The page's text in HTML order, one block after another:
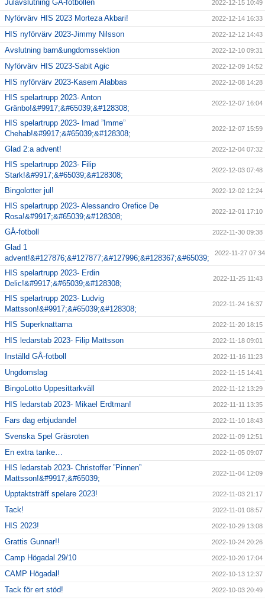
Julavslutning GÅ-fotbollen 2022-12-15 10:49
Nyförvärv HIS 2023 Morteza Akbari! 2022-12-14 16:33
HIS nyförvärv 2023-Jimmy Nilsson 2022-12-12 14:43
Avslutning barn&ungdomssektion 2022-12-10 09:31
Nyförvärv HIS 2023-Sabit Agic 2022-12-09 14:52
HIS nyförvärv 2023-Kasem Alabbas 2022-12-08 14:28
HIS spelartrupp 2023- Anton
Gränbo!&#9917;&#65039;&#128308;
2022-12-07 16:04
HIS spelartrupp 2023- Imad ”Imme”
Chehab!&#9917;&#65039;&#128308;
2022-12-07 15:59
Glad 2:a advent! 2022-12-04 07:32
HIS spelartrupp 2023- Filip
Stark!&#9917;&#65039;&#128308;
2022-12-03 07:48
Bingolotter jul! 2022-12-02 12:24
HIS spelartrupp 2023- Alessandro Orefice De
Rosa!&#9917;&#65039;&#128308;
2022-12-01 17:10
GÅ-fotboll 2022-11-30 09:38
Glad 1
advent!&#127876;&#127877;&#127996;&#128367;&#65039;
2022-11-27 07:34
HIS spelartrupp 2023- Erdin
Delic!&#9917;&#65039;&#128308;
2022-11-25 11:43
HIS spelartrupp 2023- Ludvig
Mattsson!&#9917;&#65039;&#128308;
2022-11-24 16:37
HIS Superknattarna 2022-11-20 18:15
HIS ledarstab 2023- Filip Mattsson 2022-11-18 09:01
Inställd GÅ-fotboll 2022-11-16 11:23
Ungdomslag 2022-11-15 14:41
BingoLotto Uppesittarkväll 2022-11-12 13:29
HIS ledarstab 2023- Mikael Erdtman! 2022-11-11 13:35
Fars dag erbjudande! 2022-11-10 18:43
Svenska Spel Gräsroten 2022-11-09 12:51
En extra tanke… 2022-11-05 09:07
HIS ledarstab 2023- Christoffer ”Pinnen”
Mattsson!&#9917;&#65039;
2022-11-04 12:09
Upptaktsträff spelare 2023! 2022-11-03 21:17
Tack! 2022-11-01 08:57
HIS 2023! 2022-10-29 13:08
Grattis Gunnar!! 2022-10-24 20:26
Camp Högadal 29/10 2022-10-20 17:04
CAMP Högadal! 2022-10-13 12:37
Tack för ert stöd! 2022-10-03 20:49